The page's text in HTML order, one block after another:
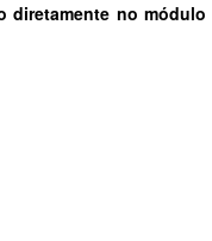
diretamente no